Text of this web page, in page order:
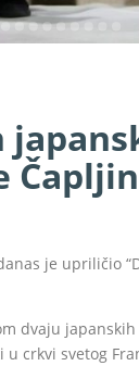
je upriličio
dvaju japanskih
u crkvi svetog